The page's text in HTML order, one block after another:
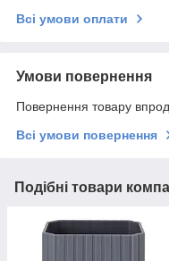
Всі умови оплати
Умови повернення
Повернення товару
Всі умови повернення
Подібні товари